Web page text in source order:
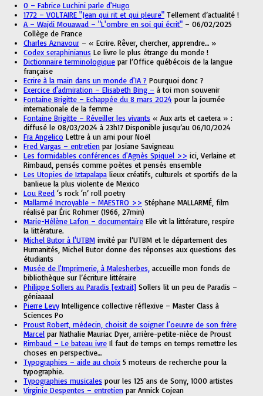
0 – Fabrice Luchini parle d'Hugo
1772 – VOLTAIRE "Jean qui rit et qui pleure" Tellement d’actualité !
A – Wajdi Mouawad – "L'ombre en soi qui écrit" – 06/02/2025
Collège de France
Charles Aznavour – « Ecrire. Rêver, chercher, apprendre… »
Codex seraphinianus Le livre le plus étrange du monde !
Dictionnaire terminologique par l’Office québécois de la langue
française
Ecrire à la main dans un monde d'IA ? Pourquoi donc ?
Exercice d'admiration – Elisabeth Bing – à toi mon souvenir
Fontaine Brigitte – Echappée du 8 mars 2024 pour la journée
internationale de la femme
Fontaine Brigitte – Réveiller les vivants « Aux arts et caetera » :
diffusé le 08/03/2024 à 23h17 Disponible jusqu’au 06/10/2024
Fra Angelico Lettre à un ami pour Noël
Fred Vargas – entretien par Josiane Savigneau
Les formidables conférences d'Agnès Spiquel >> ici, Verlaine et
Rimbaud, pensés comme poètes et pensés ensemble
Les Utopies de Iztapalapa lieux créatifs, culturels et sportifs de la
banlieue la plus violente de Mexico
Lou Reed ‘s rock ‘n’ roll poetry
Mallarmé Incroyable – MAESTRO >> Stéphane MALLARMÉ, film
réalisé par Éric Rohmer (1966, 27min)
Marie-Hélène Lafon – documentaire Elle vit la littérature, respire
la littérature.
Michel Butor à l'UTBM invité par l’UTBM et le département des
Humanités, Michel Butor donne des réponses aux questions des
étudiants
Musée de l'Imprimerie, à Malesherbes, accueille mon fonds de
bibliothèque sur l’écriture littéraire
Philippe Sollers au Paradis [extrait] Sollers lit un peu de Paradis –
géniaaaal
Pierre Levy Intelligence collective réflexive – Master Class à
Sciences Po
Proust Robert, médecin, choisit de soigner l'oeuvre de son frère
Marcel par Nathalie Mauriac Dyer, arrière-petite-nièce de Proust
Rimbaud – Le bateau ivre Il faut de temps en temps remettre les
choses en perspective…
Typographies – aide au choix 5 moteurs de recherche pour la
typographie.
Typographies musicales pour les 125 ans de Sony, 1000 artistes
Virginie Despentes – entretien par Annick Cojean